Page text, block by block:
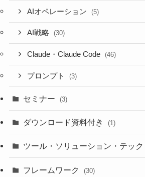
AIオペレーション (5)
AI戦略 (30)
Claude・Claude Code (46)
プロンプト (3)
セミナー (3)
ダウンロード資料付き (1)
ツール・ソリューション・テック
フレームワーク (30)